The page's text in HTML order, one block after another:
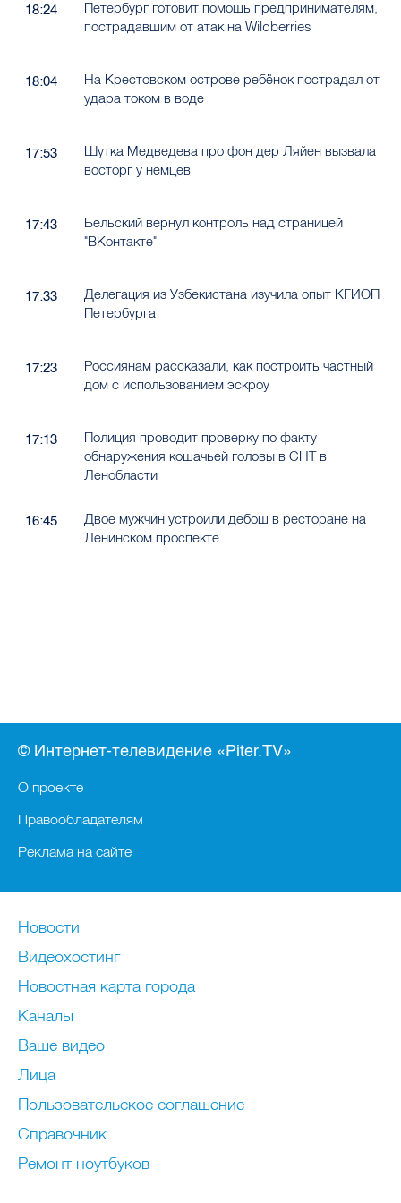
18:24
Петербург готовит помощь предпринимателям,
пострадавшим от атак на Wildberries
18:04
На Крестовском острове ребёнок пострадал от
удара током в воде
17:53
Шутка Медведева про фон дер Ляйен вызвала
восторг у немцев
17:43
Бельский вернул контроль над страницей
"ВКонтакте"
17:33
Делегация из Узбекистана изучила опыт КГИОП
Петербурга
17:23
Россиянам рассказали, как построить частный
дом с использованием эскроу
17:13
Полиция проводит проверку по факту
обнаружения кошачьей головы в СНТ в
Ленобласти
16:45
Двое мужчин устроили дебош в ресторане на
Ленинском проспекте
© Интернет-телевидение «Piter.TV»
О проекте
Правообладателям
Реклама на сайте
Новости
Видеохостинг
Новостная карта города
Каналы
Ваше видео
Лица
Пользовательское соглашение
Справочник
Ремонт нoутбуков